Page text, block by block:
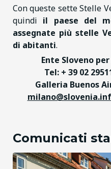
Con queste sette Stelle
quindi il paese del
assegnate più stelle
di abitanti.
Ente Sloveno
Tel: + 39 02
Galleria Buenos
Comunicati